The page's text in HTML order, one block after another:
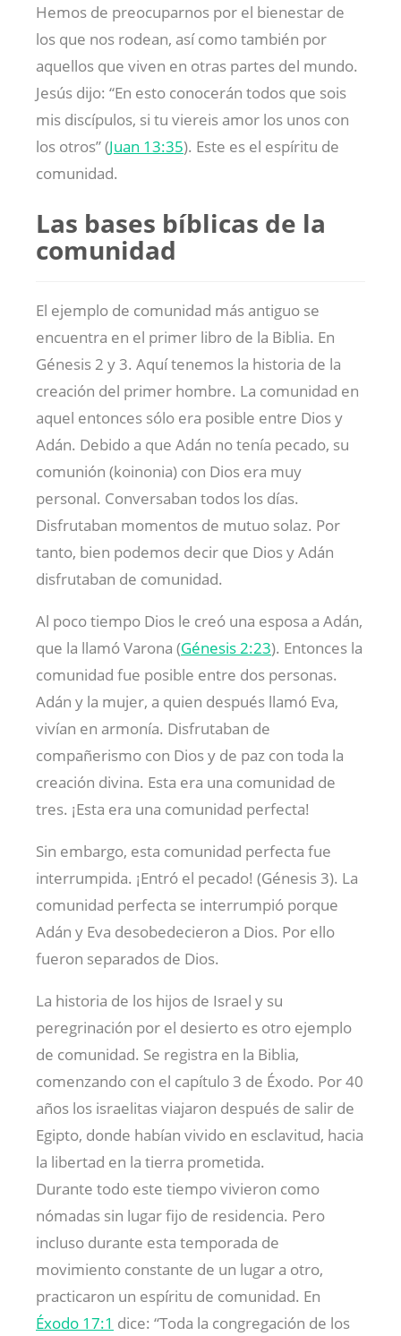
Hemos de preocuparnos por el bienestar de
los que nos rodean, así como también por
aquellos que viven en otras partes del mundo.
Jesús dijo: “En esto conocerán todos que sois
mis discípulos, si tu viereis amor los unos con
los otros” (Juan 13:35). Este es el espíritu de
comunidad.
Las bases bíblicas de la
comunidad
El ejemplo de comunidad más antiguo se
encuentra en el primer libro de la Biblia. En
Génesis 2 y 3. Aquí tenemos la historia de la
creación del primer hombre. La comunidad en
aquel entonces sólo era posible entre Dios y
Adán. Debido a que Adán no tenía pecado, su
comunión (koinonia) con Dios era muy
personal. Conversaban todos los días.
Disfrutaban momentos de mutuo solaz. Por
tanto, bien podemos decir que Dios y Adán
disfrutaban de comunidad.
Al poco tiempo Dios le creó una esposa a Adán,
que la llamó Varona (Génesis 2:23). Entonces la
comunidad fue posible entre dos personas.
Adán y la mujer, a quien después llamó Eva,
vivían en armonía. Disfrutaban de
compañerismo con Dios y de paz con toda la
creación divina. Esta era una comunidad de
tres. ¡Esta era una comunidad perfecta!
Sin embargo, esta comunidad perfecta fue
interrumpida. ¡Entró el pecado! (Génesis 3). La
comunidad perfecta se interrumpió porque
Adán y Eva desobedecieron a Dios. Por ello
fueron separados de Dios.
La historia de los hijos de Israel y su
peregrinación por el desierto es otro ejemplo
de comunidad. Se registra en la Biblia,
comenzando con el capítulo 3 de Éxodo. Por 40
años los israelitas viajaron después de salir de
Egipto, donde habían vivido en esclavitud, hacia
la libertad en la tierra prometida.
Durante todo este tiempo vivieron como
nómadas sin lugar fijo de residencia. Pero
incluso durante esta temporada de
movimiento constante de un lugar a otro,
practicaron un espíritu de comunidad. En
Éxodo 17:1 dice: “Toda la congregación de los